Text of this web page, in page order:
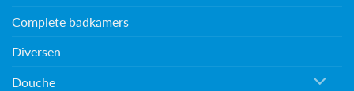
Complete badkamers
Diversen
Douche